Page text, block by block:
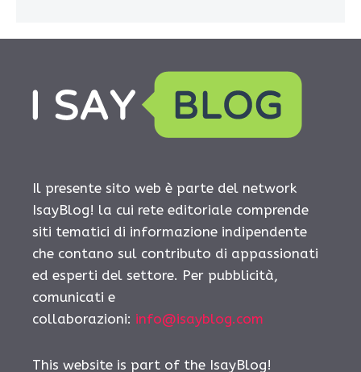
Il presente sito web è parte del network
IsayBlog! la cui rete editoriale comprende
siti tematici di informazione indipendente
che contano sul contributo di appassionati
ed esperti del settore. Per pubblicità,
comunicati e
collaborazioni: info@isayblog.com
This website is part of the IsayBlog!